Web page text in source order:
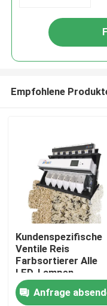
Haus
Produkte
Empfohlene
Kundenspezifische
Ventile Reis
Farbsortierer Alle
LED-Lampen
Anfrage